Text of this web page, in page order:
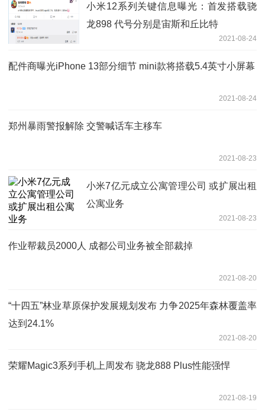
小米12系列关键信息曝光：首发搭载骁
龙898 代号分别是宙斯和丘比特
2021-08-24
配件商曝光iPhone 13部分细节 mini款将搭载5.4英寸小屏幕
2021-08-24
郑州暴雨警报解除 交警喊话车主移车
2021-08-23
小米7亿元成立公寓管理公司 或扩展出租
公寓业务
2021-08-23
作业帮裁员2000人 成都公司业务被全部裁掉
2021-08-20
“十四五”林业草原保护发展规划发布 力争2025年森林覆盖率
达到24.1%
2021-08-20
荣耀Magic3系列手机上周发布 骁龙888 Plus性能强悍
2021-08-19